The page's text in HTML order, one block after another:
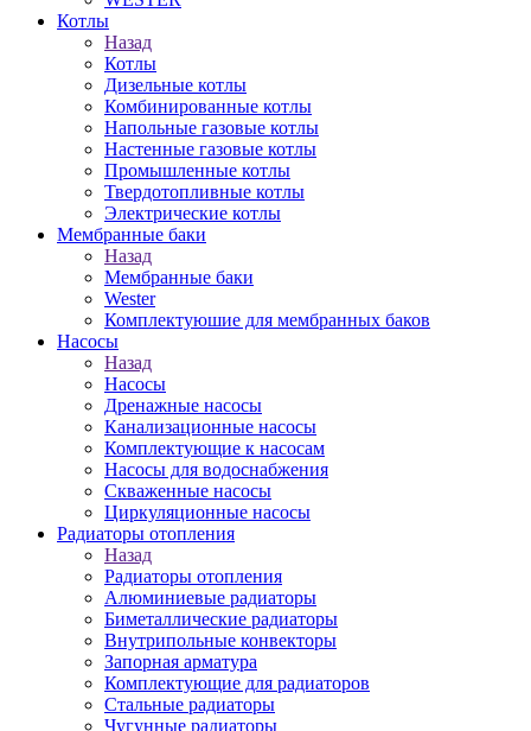
Котлы
Назад
Котлы
Дизельные котлы
Комбинированные котлы
Напольные газовые котлы
Настенные газовые котлы
Промышленные котлы
Твердотопливные котлы
Электрические котлы
Мембранные баки
Назад
Мембранные баки
Wester
Комплектуюшие для мембранных баков
Насосы
Назад
Насосы
Дренажные насосы
Канализационные насосы
Комплектующие к насосам
Насосы для водоснабжения
Скваженные насосы
Циркуляционные насосы
Радиаторы отопления
Назад
Радиаторы отопления
Алюминиевые радиаторы
Биметаллические радиаторы
Внутрипольные конвекторы
Запорная арматура
Комплектующие для радиаторов
Стальные радиаторы
Чугунные радиаторы